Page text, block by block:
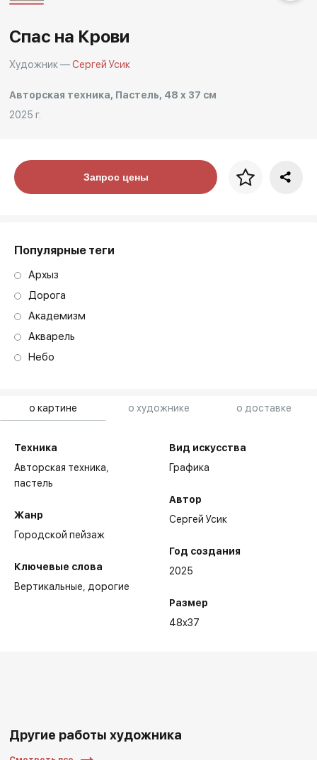
о картине о художнике о доставке
Техника
Авторская техника,
пастель
Жанр
Городской пейзаж
Ключевые слова
Вертикальные дорогие
Вид искусства
Графика
Автор
Сергей Усик
Год создания
2025
Размер
48x37
Спас на Крови
Художник —Сергей Усик
Авторская техника, Пастель, 48 x 37 см
2025 г.
Цена за багетЗапрос цены
Популярные теги
Архыз
Дорога
Академизм
Акварель
Небо
Другие работы художника